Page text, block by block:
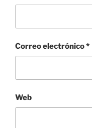
Correo electrónico*
Web